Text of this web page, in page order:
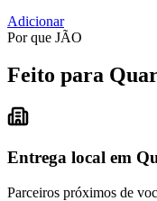
Adicionar
Por que JÃO
Feito para
Entrega local em
Parceiros próximos de